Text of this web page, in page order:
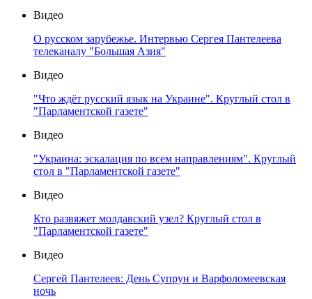
Видео
О русском зарубежье. Интервью Сергея Пантелеева
телеканалу "Большая Азия"
Видео
"Что ждёт русский язык на Украине". Круглый стол в
"Парламентской газете"
Видео
"Украина: эскалация по всем направлениям". Круглый
стол в "Парламентской газете"
Видео
Кто развяжет молдавский узел? Круглый стол в
"Парламентской газете"
Видео
Сергей Пантелеев: День Супрун и Варфоломеевская
ночь